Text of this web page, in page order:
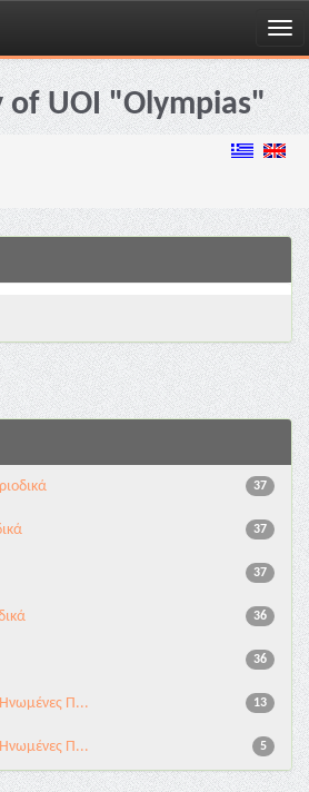
of UOI "Olympias"
37
37
37
36
36
13
Π...
5
Π...